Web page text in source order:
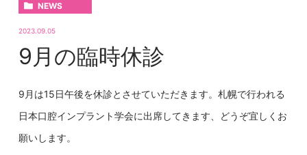
NEWS
2023.09.05
9月の臨時休診
9月は15日午後を休診とさせていただきます。札幌で行われる
日本口腔インプラント学会に出席してきます、どうぞ宜しくお
願いします。